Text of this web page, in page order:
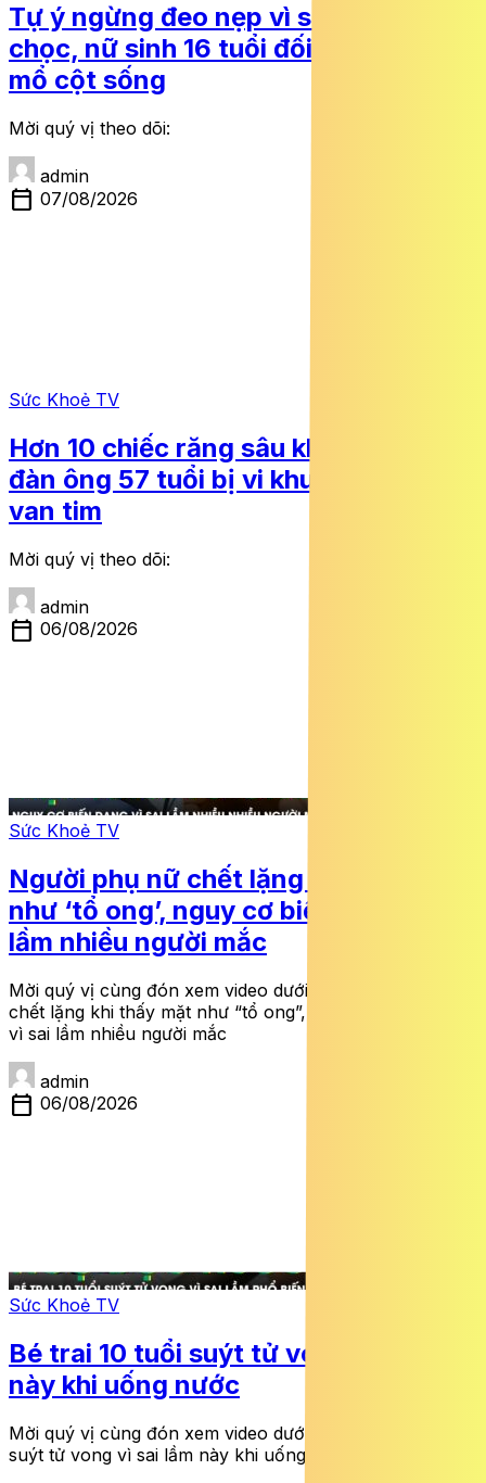
Tự ý ngừng đeo nẹp vì sợ bạn bè trêu
chọc, nữ sinh 16 tuổi đối mặt nguy cơ
mổ cột sống
Mời quý vị theo dõi:
admin
calendar_today 07/08/2026
Sức Khoẻ TV
Hơn 10 chiếc răng sâu khiến người
đàn ông 57 tuổi bị vi khuẩn ăn mòn
van tim
Mời quý vị theo dõi:
admin
calendar_today 06/08/2026
Sức Khoẻ TV
Người phụ nữ chết lặng khi thấy mặt
như ‘tổ ong’, nguy cơ biến dạng vì sai
lầm nhiều người mắc
Mời quý vị cùng đón xem video dưới đây: Người phụ nữ
chết lặng khi thấy mặt như “tổ ong”, nguy cơ biến dạng
vì sai lầm nhiều người mắc
admin
calendar_today 06/08/2026
Sức Khoẻ TV
Bé trai 10 tuổi suýt tử vong vì sai lầm
này khi uống nước
Mời quý vị cùng đón xem video dưới đây: Bé trai 10 tuổi
suýt tử vong vì sai lầm này khi uống nước